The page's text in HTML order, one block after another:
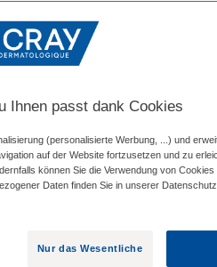
ARTEN VON DERMATITIS GIBT
die jedoch recht
können sie im Alltag ein
ist nicht ernst und
wieder, und was kann
Ihnen passt dank Cookies
(personalisierte Werbung, ...) und
auf der Website fortzusetzen und zu
können Sie die Verwendung von Cookies
Daten finden Sie in unserer
Nur das Wesentliche